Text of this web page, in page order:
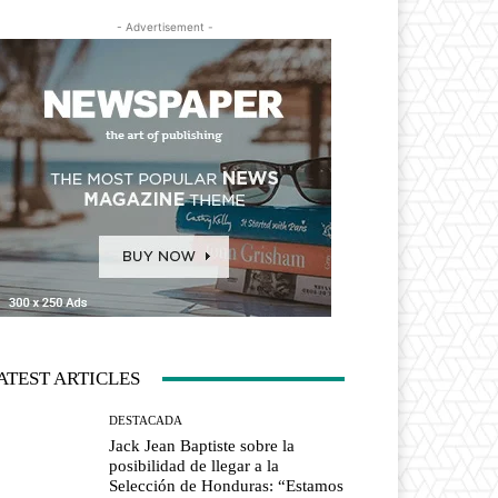
- Advertisement -
ARTICLES
DESTACADA
Jack Jean Baptiste sobre la
posibilidad de llegar a la
Selección de Honduras: “Estamos